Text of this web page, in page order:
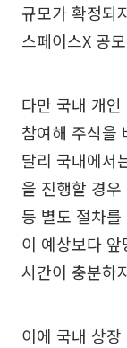
규모가 확정되
스페이스X 공
다만 국내 개
참여해 주식을
달리 국내에서
을 진행할 경
등 별도 절차
이 예상보다
시간이 충분하
이에 국내 상